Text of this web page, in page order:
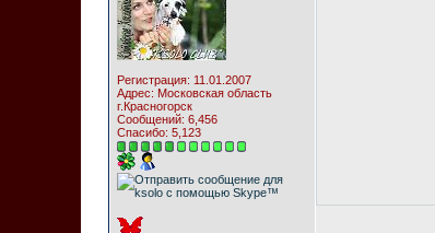
Регистрация: 11.01.2007
Адрес: Московская область
г.Красногорск
Сообщений: 6,456
Спасибо: 5,123